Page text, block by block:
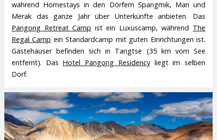
während Homestays in den Dörfern Spangmik, Man und
Merak das ganze Jahr über Unterkünfte anbieten. Das
Pangong Retreat Camp ist ein Luxuscamp, während The
Regal Camp ein Standardcamp mit guten Einrichtungen ist.
Gästehäuser befinden sich in Tangtse (35 km vom See
entfernt). Das Hotel Pangong Residencyliegt im selben
Dorf.